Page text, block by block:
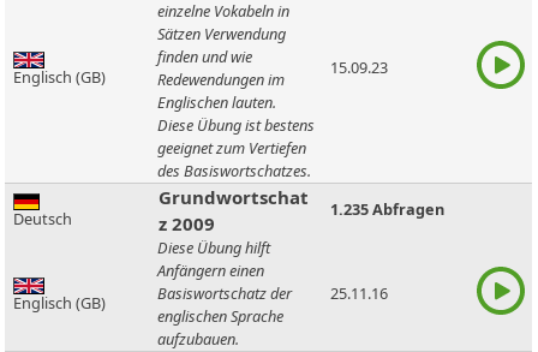
Englisch (GB)
einzelne Vokabeln in
Sätzen Verwendung
finden und wie
Redewendungen im
Englischen lauten.
Diese Übung ist bestens
geeignet zum Vertiefen
des Basiswortschatzes.
15.09.23
Deutsch
Grundwortschat
z 2009
1.235 Abfragen
Englisch (GB)
Diese Übung hilft
Anfängern einen
Basiswortschatz der
englischen Sprache
aufzubauen.
25.11.16